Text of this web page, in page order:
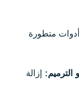
متطورة
الترميم: إزالة